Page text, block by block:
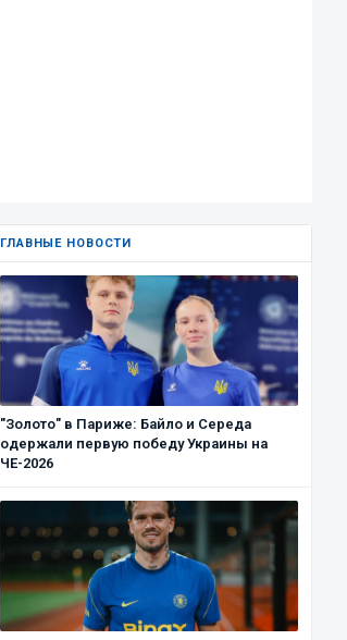
ГЛАВНЫЕ НОВОСТИ
"Золото" в Париже: Байло и Середа
одержали первую победу Украины на
ЧЕ-2026